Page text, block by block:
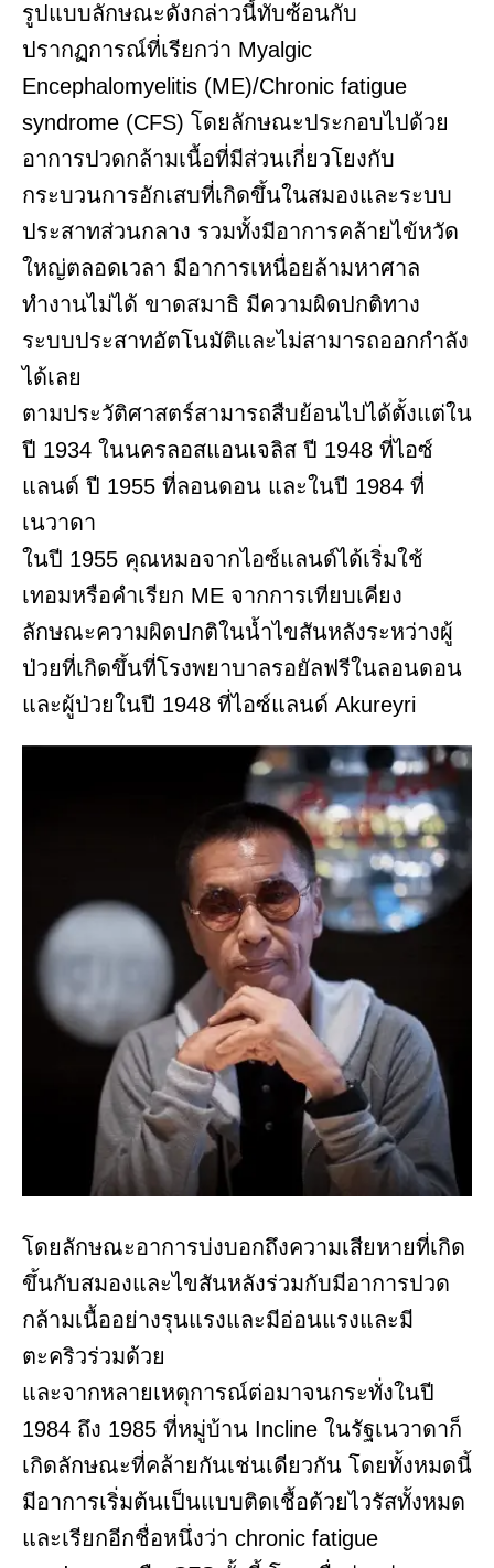
รูปแบบลักษณะดังกล่าวนี้ทับซ้อนกับ
ปรากฏการณ์ที่เรียกว่า Myalgic
Encephalomyelitis (ME)/Chronic fatigue
syndrome (CFS) โดยลักษณะประกอบไปด้วย
อาการปวดกล้ามเนื้อที่มีส่วนเกี่ยวโยงกับ
กระบวนการอักเสบที่เกิดขึ้นในสมองและระบบ
ประสาทส่วนกลาง รวมทั้งมีอาการคล้ายไข้หวัด
ใหญ่ตลอดเวลา มีอาการเหนื่อยล้ามหาศาล
ทำงานไม่ได้ ขาดสมาธิ มีความผิดปกติทาง
ระบบประสาทอัตโนมัติและไม่สามารถออกกำลัง
ได้เลย
ตามประวัติศาสตร์สามารถสืบย้อนไปได้ตั้งแต่ใน
ปี 1934 ในนครลอสแอนเจลิส ปี 1948 ที่ไอซ์
แลนด์ ปี 1955 ที่ลอนดอน และในปี 1984 ที่
เนวาดา
ในปี 1955 คุณหมอจากไอซ์แลนด์ได้เริ่มใช้
เทอมหรือคำเรียก ME จากการเทียบเคียง
ลักษณะความผิดปกติในน้ำไขสันหลังระหว่างผู้
ป่วยที่เกิดขึ้นที่โรงพยาบาลรอยัลฟรีในลอนดอน
และผู้ป่วยในปี 1948 ที่ไอซ์แลนด์ Akureyri
โดยลักษณะอาการบ่งบอกถึงความเสียหายที่เกิด
ขึ้นกับสมองและไขสันหลังร่วมกับมีอาการปวด
กล้ามเนื้ออย่างรุนแรงและมีอ่อนแรงและมี
ตะคริวร่วมด้วย
และจากหลายเหตุการณ์ต่อมาจนกระทั่งในปี
1984 ถึง 1985 ที่หมู่บ้าน Incline ในรัฐเนวาดาก็
เกิดลักษณะที่คล้ายกันเช่นเดียวกัน โดยทั้งหมดนี้
มีอาการเริ่มต้นเป็นแบบติดเชื้อด้วยไวรัสทั้งหมด
และเรียกอีกชื่อหนึ่งว่า chronic fatigue